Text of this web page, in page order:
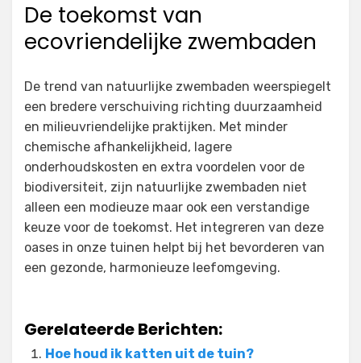
De toekomst van
ecovriendelijke zwembaden
De trend van natuurlijke zwembaden weerspiegelt
een bredere verschuiving richting duurzaamheid
en milieuvriendelijke praktijken. Met minder
chemische afhankelijkheid, lagere
onderhoudskosten en extra voordelen voor de
biodiversiteit, zijn natuurlijke zwembaden niet
alleen een modieuze maar ook een verstandige
keuze voor de toekomst. Het integreren van deze
oases in onze tuinen helpt bij het bevorderen van
een gezonde, harmonieuze leefomgeving.
Gerelateerde Berichten:
Hoe houd ik katten uit de tuin?